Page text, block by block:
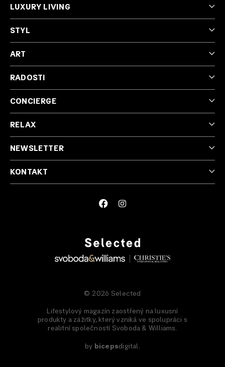
LUXURY LIVING
STYL
ART
RADOSTI
CONCIERGE
RELAX
NEWSLETTER
KONTAKT
© 2026 Selected
Lifestylový magazín zaostřený na luxusní
produkty a zážitky, který vzniká ve spolupráci s
realitní společností Svoboda & Williams.
by bicepsdigital.